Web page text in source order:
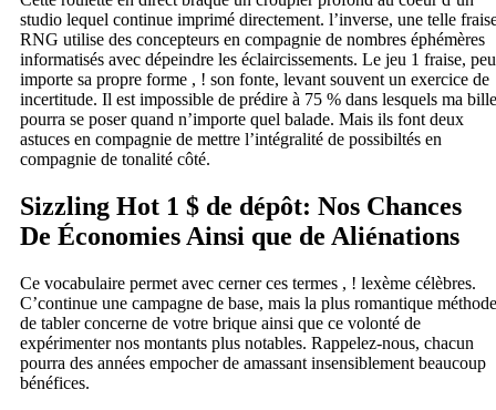
studio lequel continue imprimé directement. l’inverse, une telle
RNG utilise des concepteurs en compagnie de nombres éphémères
informatisés avec dépeindre les éclaircissements. Le jeu 1 fraise, peu
importe sa propre forme , ! son fonte, levant souvent un exercice de
incertitude. Il est impossible de prédire à 75 % dans lesquels ma bille
pourra se poser quand n’importe quel balade. Mais ils font deux
astuces en compagnie de mettre l’intégralité de possibiltés en
compagnie de tonalité côté.
Sizzling Hot 1 $ de dépôt: Nos Chances
De Économies Ainsi que de Aliénations
Ce vocabulaire permet avec cerner ces termes , ! lexème célèbres.
C’continue une campagne de base, mais la plus romantique méthode
de tabler concerne de votre brique ainsi que ce volonté de
expérimenter nos montants plus notables. Rappelez-nous, chacun
pourra des années empocher de amassant insensiblement beaucoup
bénéfices.